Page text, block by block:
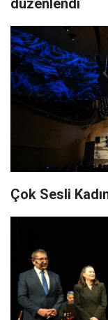
düzenlendi
Çok Sesli